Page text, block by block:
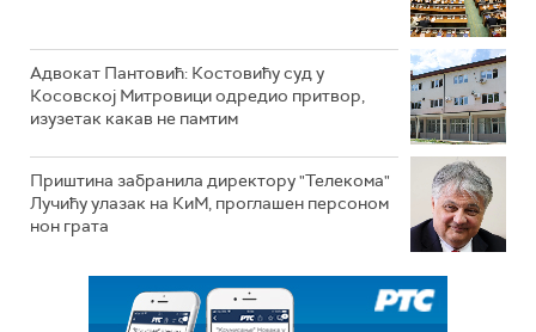
Адвокат Пантовић: Костовићу суд у
Косовској Митровици одредио притвор,
изузетак какав не памтим
Приштина забранила директору "Телекома"
Лучићу улазак на КиМ, проглашен персоном
нон грата